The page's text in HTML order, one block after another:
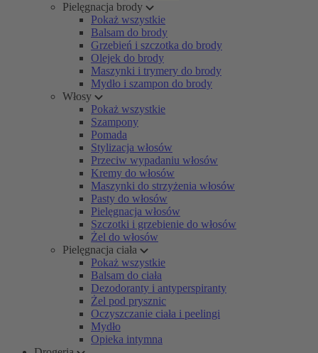
Pielęgnacja brody
Pokaż wszystkie
Balsam do brody
Grzebień i szczotka do brody
Olejek do brody
Maszynki i trymery do brody
Mydło i szampon do brody
Włosy
Pokaż wszystkie
Szampony
Pomada
Stylizacja włosów
Przeciw wypadaniu włosów
Kremy do włosów
Maszynki do strzyżenia włosów
Pasty do włosów
Pielęgnacja włosów
Szczotki i grzebienie do włosów
Żel do włosów
Pielęgnacja ciała
Pokaż wszystkie
Balsam do ciała
Dezodoranty i antyperspiranty
Żel pod prysznic
Oczyszczanie ciała i peelingi
Mydło
Opieka intymna